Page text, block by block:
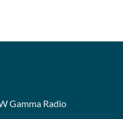
Gamma Radio